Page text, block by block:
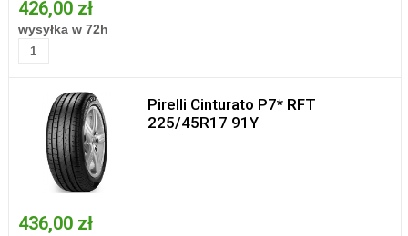
426,00 zł
wysyłka w 72h
Pirelli Cinturato P7* RFT
225/45R17 91Y
436,00 zł